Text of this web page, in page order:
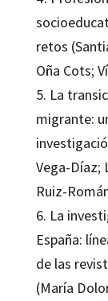
retos
Oña Cots;
5. La
migrante:
Vega-Díaz;
Ruiz-
6. La
España:
de las
(María